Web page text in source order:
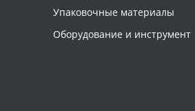
Упаковочные материалы
Оборудование и инструмент